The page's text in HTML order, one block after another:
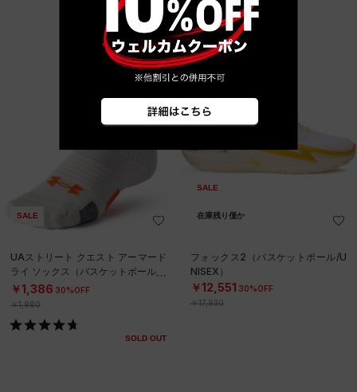
SALE
UAストリート クエスト アーマード
ライ ソックス（バスケットボール/U
NISEX）
￥1,386 30%OFF
￥1,980
SOLD OUT
SALE
在庫残り僅か
フォックス2（バスケットボール/U
NISEX）
￥12,551 30%OFF
￥17,930